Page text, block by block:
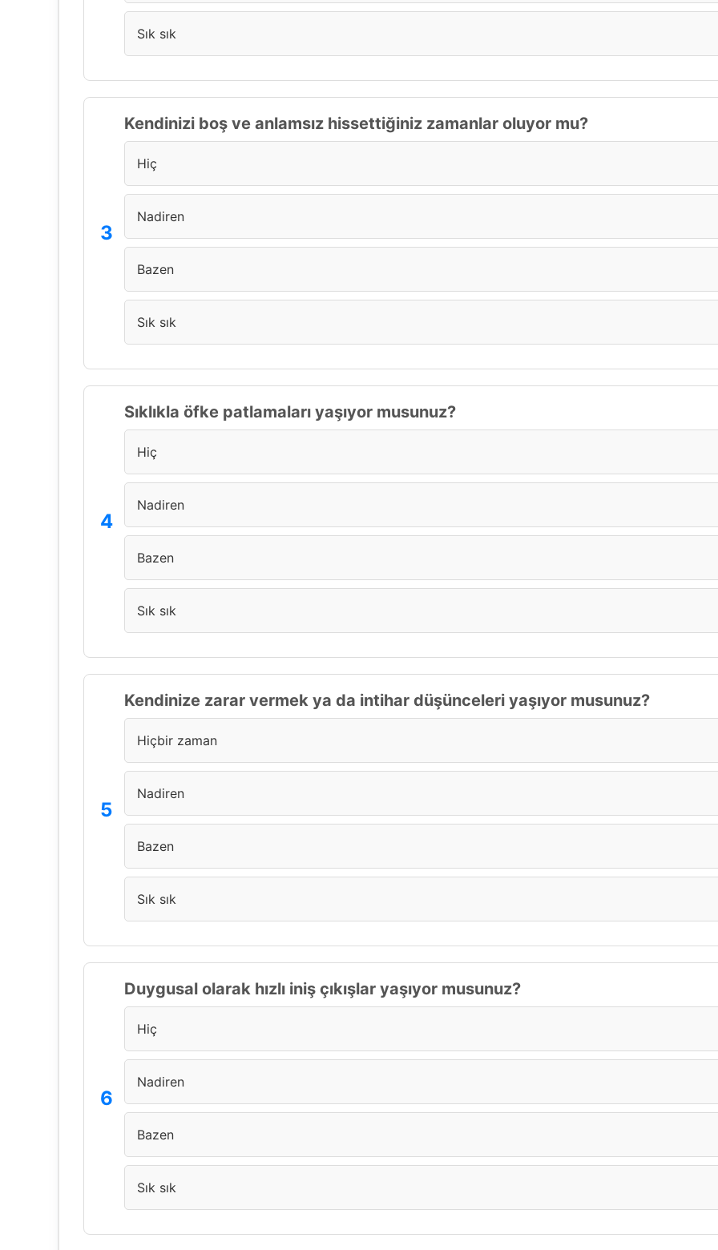
Sık sık
Kendinizi boş ve anlamsız hissettiğiniz zamanlar oluyor mu?
Hiç
Nadiren
Bazen
Sık sık
Sıklıkla öfke patlamaları yaşıyor musunuz?
Hiç
Nadiren
Bazen
Sık sık
Kendinize zarar vermek ya da intihar düşünceleri yaşıyor musunuz?
Hiçbir zaman
Nadiren
Bazen
Sık sık
Duygusal olarak hızlı iniş çıkışlar yaşıyor musunuz?
Hiç
Nadiren
Bazen
Sık sık